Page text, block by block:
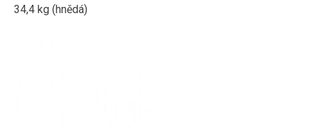
34,4 kg (hnědá)